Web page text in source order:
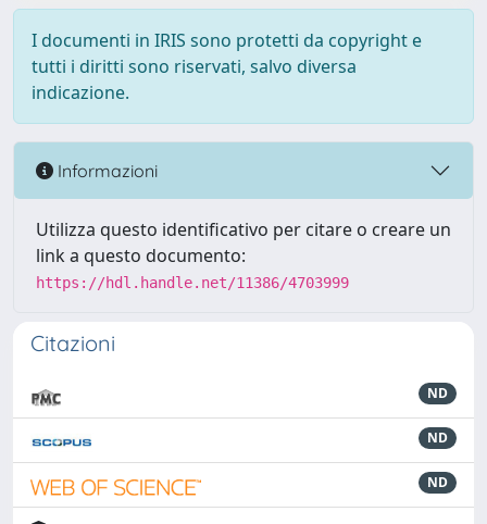
I documenti in IRIS sono protetti da copyright e
tutti i diritti sono riservati, salvo diversa
indicazione.
Informazioni
Utilizza questo identificativo per citare o creare un
link a questo documento:
https://hdl.handle.net/11386/4703999
Citazioni
ND
ND
ND